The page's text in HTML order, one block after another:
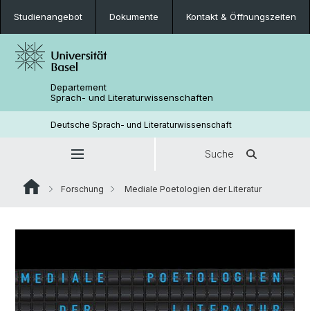
Studienangebot Dokumente Kontakt & Öffnungszeiten
Departement
Sprach- und Literaturwissenschaften
Deutsche Sprach- und Literaturwissenschaft
Suche
Forschung Mediale Poetologien der Literatur